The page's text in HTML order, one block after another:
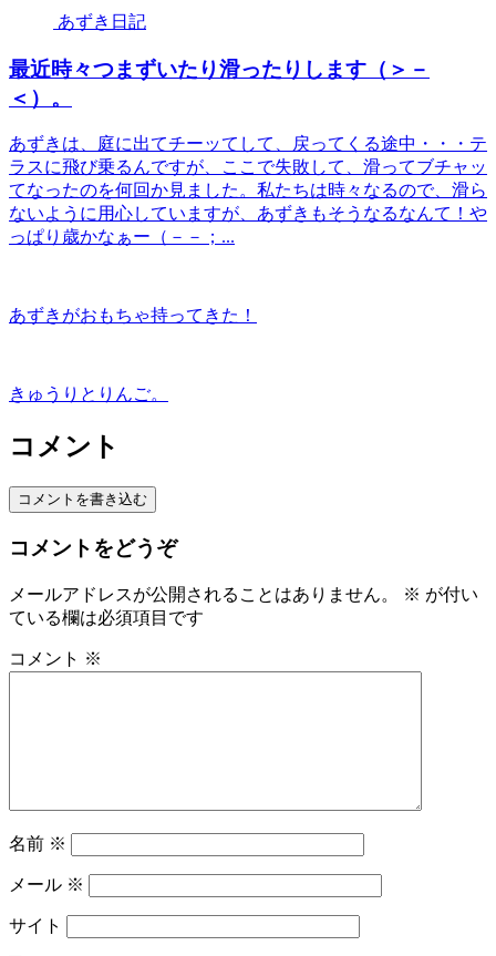
あずき日記
最近時々つまずいたり滑ったりします（＞－
＜）。
あずきは、庭に出てチーッてして、戻ってくる途中・・・テ
ラスに飛び乗るんですが、ここで失敗して、滑ってブチャッ
てなったのを何回か見ました。私たちは時々なるので、滑ら
ないように用心していますが、あずきもそうなるなんて！や
っぱり歳かなぁー（－－；...
あずきがおもちゃ持ってきた！
きゅうりとりんご。
コメント
コメントを書き込む
コメントをどうぞ
メールアドレスが公開されることはありません。 ※ が付い
ている欄は必須項目です
コメント ※
名前 ※
メール ※
サイト